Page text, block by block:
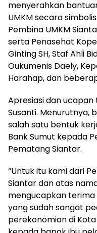
menyerahkan
UMKM secara
Pembina UMKM
serta Penasehat
Ginting SH, Staf Ahli
Oukumenis Daely,
Harahap, dan
Apresiasi dan
Susanti.
salah satu bentuk
Bank Sumut kepada
Pematang Siantar.
“Untuk itu kami dari
Siantar dan atas
mengucapkan terima
yang sudah sangat
perekonomian di